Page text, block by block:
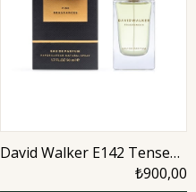
David Walker E142 Tense
50 ml Erkek Parfüm | Citrus
₺900,00